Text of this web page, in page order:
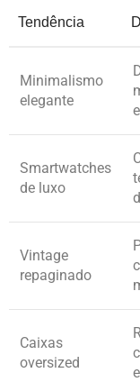
Tendência
Minimalismo
elegante
Smartwatches
de luxo
Vintage
repaginado
Caixas
oversized